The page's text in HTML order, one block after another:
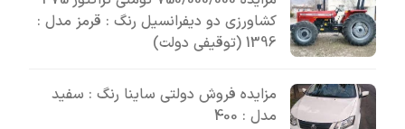
کشاورزی دو دیفرانسیل رنگ : قرمز مدل :
1396 (توقیفی دولت)
مزایده فروش دولتی ساینا رنگ : سفید
مدل : 400